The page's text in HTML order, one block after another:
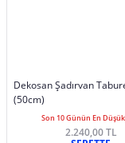
Dekosan Şadırvan
(50cm)
Son 10 Günün En
2.240,00 TL